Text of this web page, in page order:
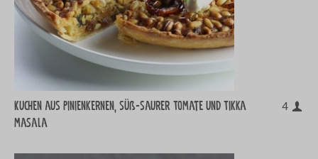
Kuchen aus Pinienkernen, süß-saurer Tomate und Tikka
masala
4